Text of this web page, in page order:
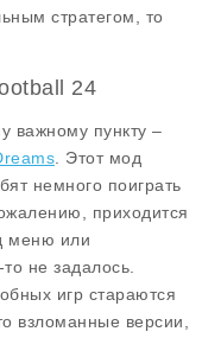
стратегом, то
24
важному пункту –
. Этот мод
немного поиграть
приходится
меню или
не задалось.
игр стараются
взломанные версии,